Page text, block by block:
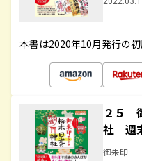
本書は2020年10月発行の初
２５
社 週
御朱印